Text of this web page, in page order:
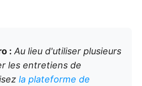
: Au lieu d'utiliser plusieurs
les entretiens de
la plateforme de